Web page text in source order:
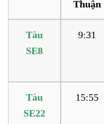
Thuận
Tàu
SE8
9:31
Tàu
SE22
15:55